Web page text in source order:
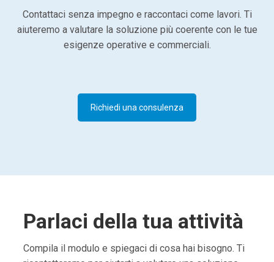
Contattaci senza impegno e raccontaci come lavori. Ti
aiuteremo a valutare la soluzione più coerente con le tue
esigenze operative e commerciali.
Richiedi una consulenza
Parlaci della tua attività
Compila il modulo e spiegaci di cosa hai bisogno. Ti